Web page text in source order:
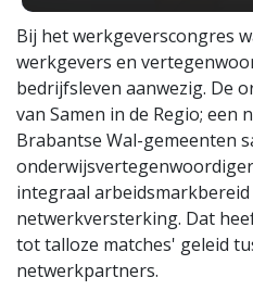
Bij het werkgeverscongres
werkgevers en
bedrijfsleven aanwezig. De
van Samen in de Regio; een
Brabantse Wal-gemeenten
integraal
netwerkversterking. Dat
tot talloze matches' geleid
netwerkpartners.